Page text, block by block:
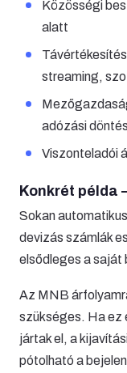
Közösségi
alatt
streaming,
adózási
Viszonteladói
Konkrét példa
Sokan
devizás számlák
elsődleges a saját
Az MNB
szükséges. Ha ez
jártak el, a
pótolható a